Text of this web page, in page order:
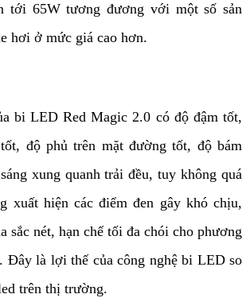
tới 65W tương đương với một số sản
hơi ở mức giá cao hơn.
bi LED Red Magic 2.0 có độ đậm tốt,
độ phủ trên mặt đường tốt, độ bám
xung quanh trải đều, tuy không quá
xuất hiện các điểm đen gây khó chịu,
sắc nét, hạn chế tối đa chói cho phương
Đây là lợi thế của công nghệ bi LED so
trên thị trường.